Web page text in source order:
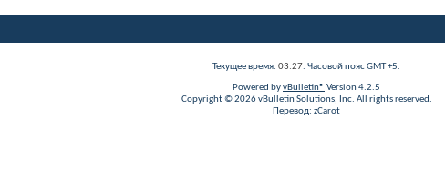
Текущее время: 03:27. Часовой пояс GMT +5.
Powered byvBulletin® Version 4.2.5
Copyright © 2026 vBulletin Solutions, Inc. All rights reserved.
Перевод: zCarot